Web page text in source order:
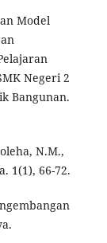
Model
Negeri 2
Bangunan.
N.M.,
1(1), 66-72.